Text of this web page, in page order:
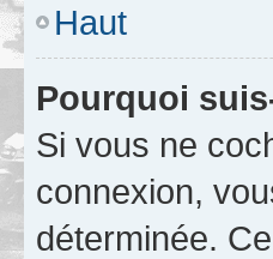
Haut
Pourquoi
Si vous ne
connexion,
déterminée.